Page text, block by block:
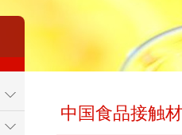
中国食品接触